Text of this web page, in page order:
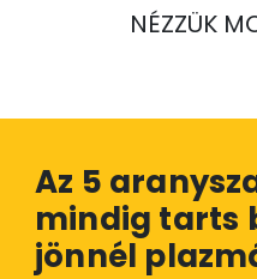
NÉZZÜK
Az 5
mindig tarts
jönnél